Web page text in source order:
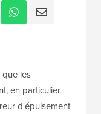
que les
en particulier
d'épuisement